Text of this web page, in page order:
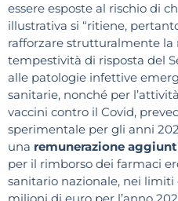
essere esposte al rischio di
illustrativa si “ritiene,
rafforzare strutturalmente la
tempestività di risposta del
alle patologie infettive
sanitarie, nonché per
vaccini contro il Covid,
sperimentale per gli anni
una remunerazione
per il rimborso dei farmaci
sanitario nazionale, nei limiti